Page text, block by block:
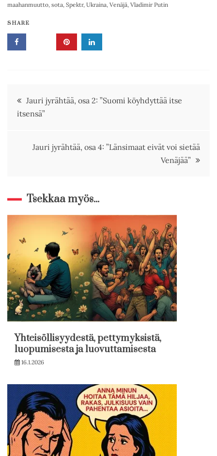
maahanmuutto, sota, Spektr, Ukraina, Venäjä, Vladimir Putin
SHARE
Artikkelien
selaus
Jauri jyrähtää, osa 2: ”Suomi köyhdyttää itse
itsensä”
Jauri jyrähtää, osa 4: ”Länsimaat eivät voi sietää
Venäjää”
Tsekkaa myös...
Yhteisöllisyydestä, pettymyksistä,
luopumisesta ja luovuttamisesta
16.1.2026